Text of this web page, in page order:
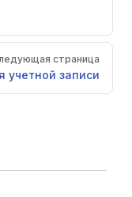
страница
учетной записи